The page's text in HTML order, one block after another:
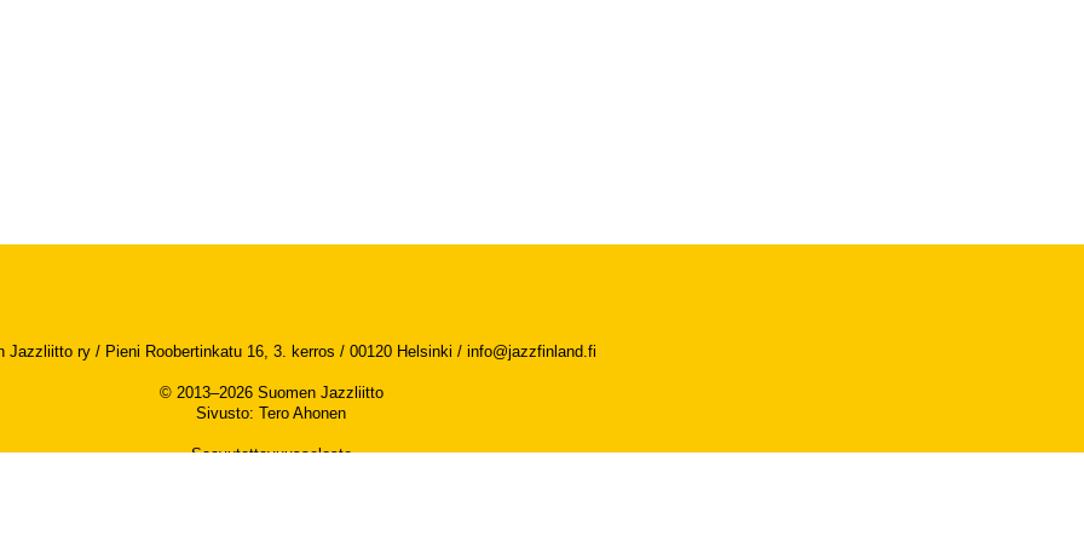
Jazzliitto ry / Pieni Roobertinkatu 16, 3. kerros / 00120 Helsinki / info@jazzfinland.fi
© 2013–2026 Suomen Jazzliitto
Sivusto: Tero Ahonen
Saavutettavuusseloste